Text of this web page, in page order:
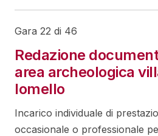
Gara 22 di 46
Redazione
area archeologica
lomello
Incarico individuale di
occasionale o professionale